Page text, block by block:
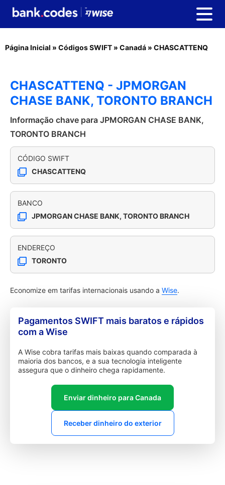
Página Inicial » Códigos SWIFT » Canadá » CHASCATTENQ
CHASCATTENQ - JPMORGAN
CHASE BANK, TORONTO BRANCH
Informação chave para JPMORGAN CHASE BANK,
TORONTO BRANCH
CÓDIGO SWIFT
CHASCATTENQ
BANCO
JPMORGAN CHASE BANK, TORONTO BRANCH
ENDEREÇO
TORONTO
Economize em tarifas internacionais usando a Wise.
Pagamentos SWIFT mais baratos e rápidos
com a Wise
A Wise cobra tarifas mais baixas quando comparada à
maioria dos bancos, e a sua tecnologia inteligente
assegura que o dinheiro chega rapidamente.
Enviar dinheiro para Canada
Receber dinheiro do exterior